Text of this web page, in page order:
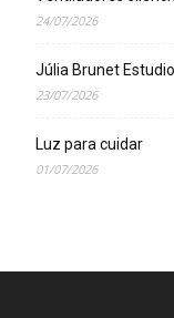
24/07/2026
Júlia Brunet Estudio
23/07/2026
Luz para cuidar
01/07/2026